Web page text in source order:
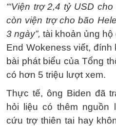
“‘Viện trợ 2,4 tỷ USD
còn viện trợ cho bão
3 ngày”, tài khoản ủng
End Wokeness viết, đính
bài phát biểu của Tổng
có hơn 5 triệu lượt xem.
Thực tế, ông Biden đã
hỏi liệu có thêm nguồn
cứu trợ thiên tai hay